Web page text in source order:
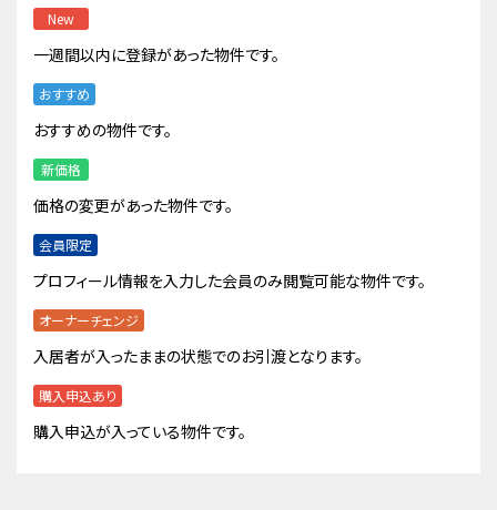
New
一週間以内に登録があった物件です。
おすすめ
おすすめの物件です。
新価格
価格の変更があった物件です。
会員限定
プロフィール情報を入力した会員のみ閲覧可能な物件です。
オーナーチェンジ
入居者が入ったままの状態でのお引渡となります。
購入申込あり
購入申込が入っている物件です。